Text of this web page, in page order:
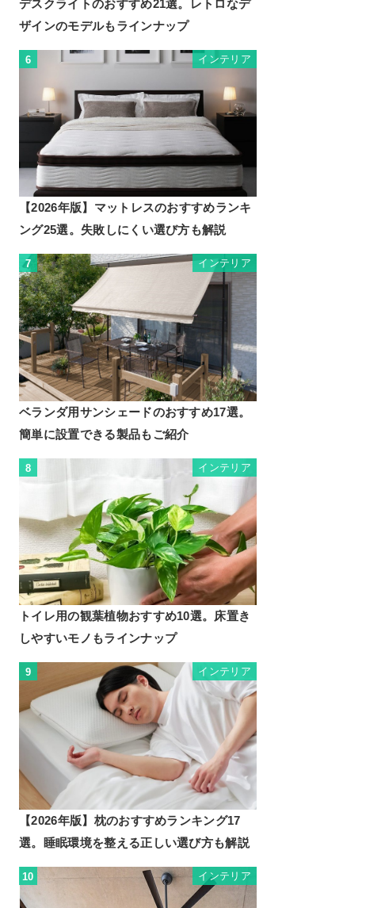
デスクライトのおすすめ21選。レトロなデ
ザインのモデルもラインナップ
6 インテリア
【2026年版】マットレスのおすすめランキ
ング25選。失敗しにくい選び方も解説
7 インテリア
ベランダ用サンシェードのおすすめ17選。
簡単に設置できる製品もご紹介
8 インテリア
トイレ用の観葉植物おすすめ10選。床置き
しやすいモノもラインナップ
9 インテリア
【2026年版】枕のおすすめランキング17
選。睡眠環境を整える正しい選び方も解説
10 インテリア